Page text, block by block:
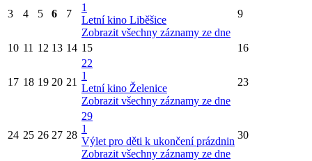
3 4 5 6 7
1
Letní kino Liběšice
Zobrazit všechny záznamy ze dne
9
10 11 12 13 14 15 16
17 18 19 20 21
22
1
Letní kino Želenice
Zobrazit všechny záznamy ze dne
23
24 25 26 27 28
29
1
Výlet pro děti k ukončení prázdnin
Zobrazit všechny záznamy ze dne
30